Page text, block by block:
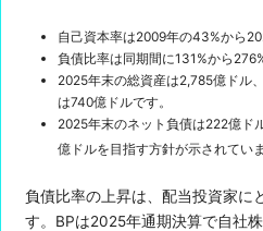
自己資本率は2009年の43%から
負債比率は同期間に131%から
2025年末の総資産は2,785億ドル
は740億ドルです。
2025年末のネット負債は222億ド
億ドルを目指す方針が示されていま
負債比率の上昇は、配当投資家に
す。BPは2025年通期決算で自社